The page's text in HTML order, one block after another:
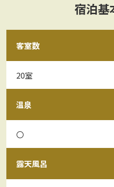
宿泊基
客室数
20室
温泉
〇
露天風呂